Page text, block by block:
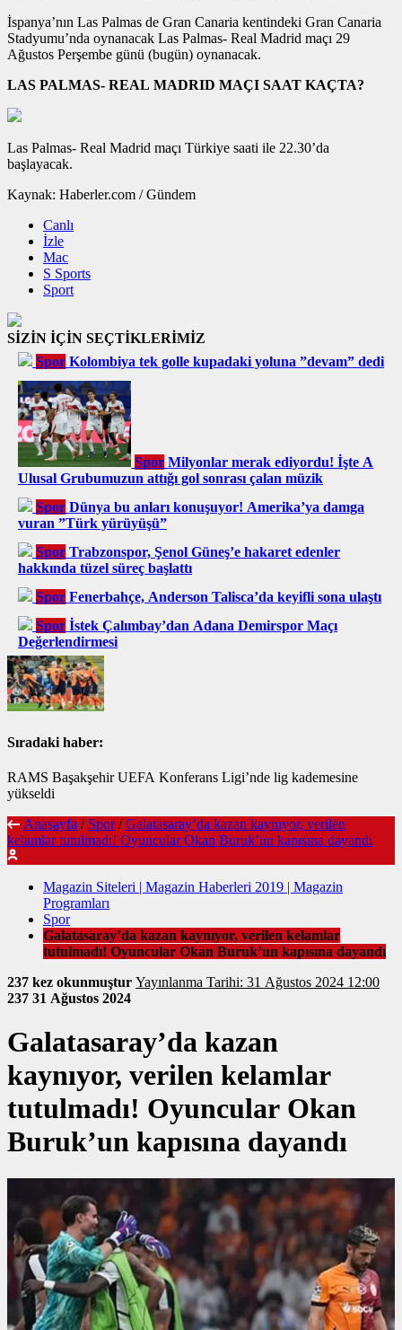
İspanya’nın Las Palmas de Gran Canaria kentindeki Gran Canaria
Stadyumu’nda oynanacak Las Palmas- Real Madrid maçı 29
Ağustos Perşembe günü (bugün) oynanacak.
LAS PALMAS- REAL MADRID MAÇI SAAT KAÇTA?
Las Palmas- Real Madrid maçı Türkiye saati ile 22.30’da
başlayacak.
Kaynak: Haberler.com / Gündem
Canlı
İzle
Mac
S Sports
Sport
SİZİN İÇİN SEÇTİKLERİMİZ
Spor Kolombiya tek golle kupadaki yoluna ”devam” dedi
Spor Milyonlar merak ediyordu! İşte A
Ulusal Grubumuzun attığı gol sonrası çalan müzik
Spor Dünya bu anları konuşuyor! Amerika’ya damga
vuran ”Türk yürüyüşü”
Spor Trabzonspor, Şenol Güneş’e hakaret edenler
hakkında tüzel süreç başlattı
Spor Fenerbahçe, Anderson Talisca’da keyifli sona ulaştı
Spor İstek Çalımbay’dan Adana Demirspor Maçı
Değerlendirmesi
Sıradaki haber:
RAMS Başakşehir UEFA Konferans Ligi’nde lig kademesine
yükseldi
Anasayfa / Spor / Galatasaray’da kazan kaynıyor, verilen
kelamlar tutulmadı! Oyuncular Okan Buruk’un kapısına dayandı
Magazin Siteleri | Magazin Haberleri 2019 | Magazin
Programları
Spor
Galatasaray’da kazan kaynıyor, verilen kelamlar
tutulmadı! Oyuncular Okan Buruk’un kapısına dayandı
237 kez okunmuştur
Yayınlanma Tarihi: 31 Ağustos 2024 12:00
237 31 Ağustos 2024
Galatasaray’da kazan
kaynıyor, verilen kelamlar
tutulmadı! Oyuncular Okan
Buruk’un kapısına dayandı